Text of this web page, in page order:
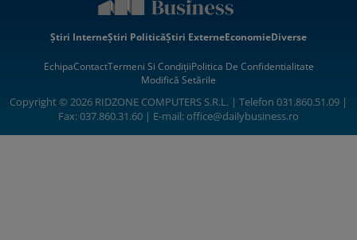
Știri InterneȘtiri PoliticăȘtiri ExterneEconomieDiverse
EchipaContactTermeni Si CondițiiPolitica De Confidentialitate
Modifică Setările
Copyright © 2026 RIDZONE COMPUTERS S.R.L. | Telefon 031.860.51.09 |
Fax: 037.860.31.60 | E-mail:office@dailybusiness.ro